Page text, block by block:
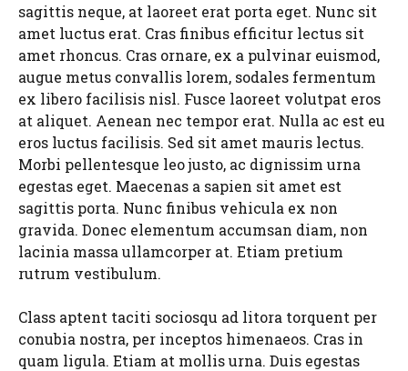
sagittis neque, at laoreet erat porta eget. Nunc sit
amet luctus erat. Cras finibus efficitur lectus sit
amet rhoncus. Cras ornare, ex a pulvinar euismod,
augue metus convallis lorem, sodales fermentum
ex libero facilisis nisl. Fusce laoreet volutpat eros
at aliquet. Aenean nec tempor erat. Nulla ac est eu
eros luctus facilisis. Sed sit amet mauris lectus.
Morbi pellentesque leo justo, ac dignissim urna
egestas eget. Maecenas a sapien sit amet est
sagittis porta. Nunc finibus vehicula ex non
gravida. Donec elementum accumsan diam, non
lacinia massa ullamcorper at. Etiam pretium
rutrum vestibulum.
Class aptent taciti sociosqu ad litora torquent per
conubia nostra, per inceptos himenaeos. Cras in
quam ligula. Etiam at mollis urna. Duis egestas